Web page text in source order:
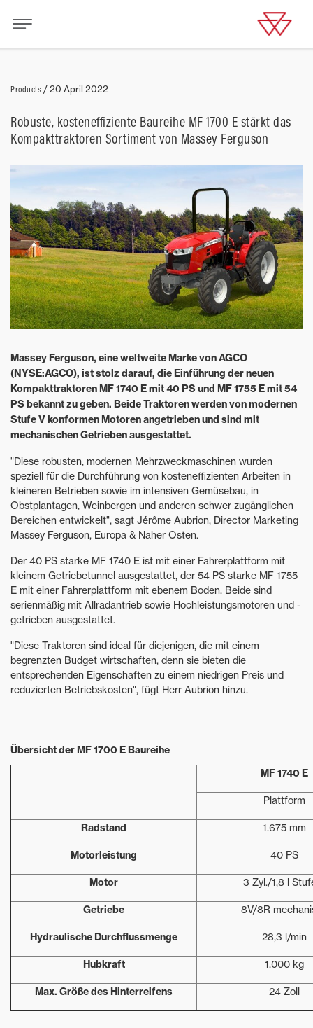
Products /20 April 2022
Robuste, kosteneffiziente Baureihe MF 1700 E stärkt das
Kompakttraktoren Sortiment von Massey Ferguson
Massey Ferguson, eine weltweite Marke von AGCO
(NYSE:AGCO), ist stolz darauf, die Einführung der neuen
Kompakttraktoren MF 1740 E mit 40 PS und MF 1755 E mit 54
PS bekannt zu geben. Beide Traktoren werden von modernen
Stufe V konformen Motoren angetrieben und sind mit
mechanischen Getrieben ausgestattet.
"Diese robusten, modernen Mehrzweckmaschinen wurden
speziell für die Durchführung von kosteneffizienten Arbeiten in
kleineren Betrieben sowie im intensiven Gemüsebau, in
Obstplantagen, Weinbergen und anderen schwer zugänglichen
Bereichen entwickelt", sagt Jérôme Aubrion, Director Marketing
Massey Ferguson, Europa & Naher Osten.
Der 40 PS starke MF 1740 E ist mit einer Fahrerplattform mit
kleinem Getriebetunnel ausgestattet, der 54 PS starke MF 1755
E mit einer Fahrerplattform mit ebenem Boden. Beide sind
serienmäßig mit Allradantrieb sowie Hochleistungsmotoren und -
getrieben ausgestattet.
"Diese Traktoren sind ideal für diejenigen, die mit einem
begrenzten Budget wirtschaften, denn sie bieten die
entsprechenden Eigenschaften zu einem niedrigen Preis und
reduzierten Betriebskosten", fügt Herr Aubrion hinzu.
Übersicht der MF 1700 E Baureihe
MF 1740 E
Plattform
Radstand 1.675 mm
Motorleistung 40 PS
Motor 3 Zyl./1,8 l
Getriebe 8V/8R
Hydraulische Durchflussmenge 28,3 l/min
Hubkraft 1.000 kg
Max. Größe des Hinterreifens 24 Zoll